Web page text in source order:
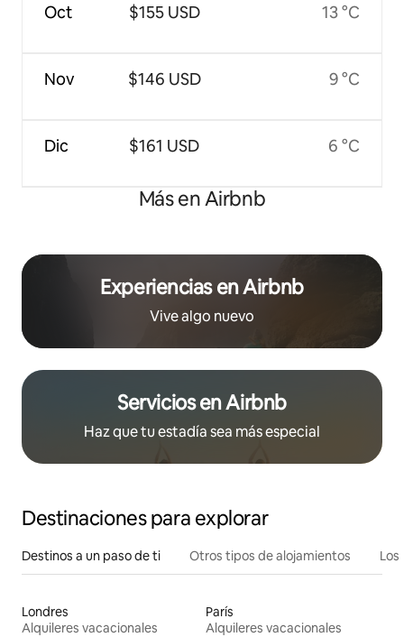
Oct
Nov
Dic
$155 USD
$146 USD
$161 USD
13 °C
9 °C
6 °C
Más en Airbnb
Experiencias en Airbnb
Vive algo nuevo
Servicios en Airbnb
Haz que tu estadía sea más especial
Destinaciones para explorar
Destinos a un paso de ti Otros tipos de alojamientos
Londres
Alquileres vacacionales
París
Alquileres vacacionales